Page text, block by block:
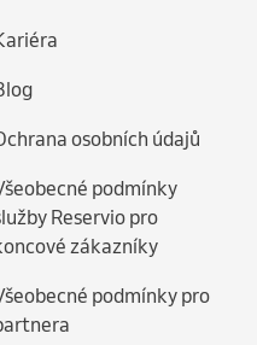
osobních údajů
podmínky
Reservio pro
zákazníky
podmínky pro